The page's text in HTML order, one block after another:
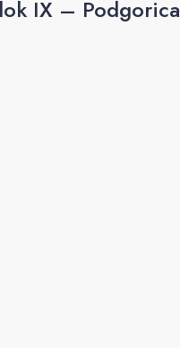
IX – Podgorica